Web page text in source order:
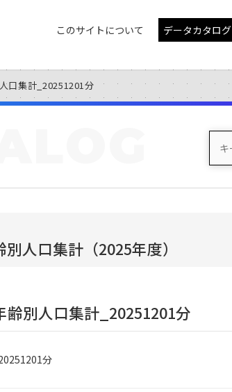
このサイトについて データカタログ
口集計_20251201分
人口集計（2025年度）
齢別人口集計_20251201分
分